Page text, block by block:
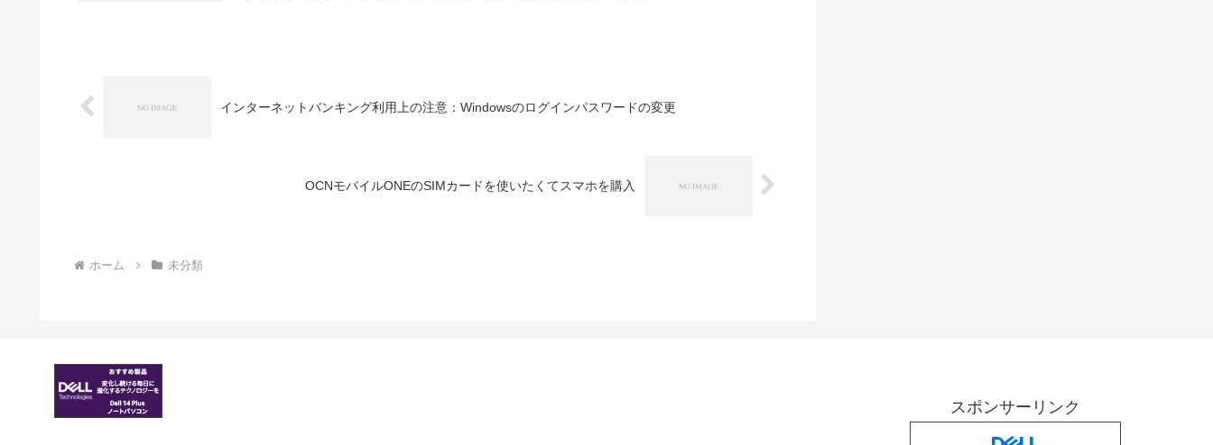
インターネットバンキング利用上の注意：Windowsのログインパスワードの変更
OCNモバイルONEのSIMカードを使いたくてスマホを購入
ホーム 未分類
スポンサーリンク